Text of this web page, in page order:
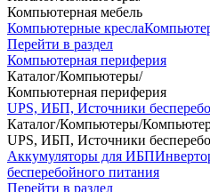
Компьютерная мебель
Компьютерные кресла
Перейти в раздел
Компьютерная периферия
Каталог/Компьютеры/
Компьютерная периферия
UPS, ИБП, Источники
Каталог/Компьютеры/
UPS, ИБП, Источники
Аккумуляторы для ИБП
бесперебойного питания
Перейти в раздел